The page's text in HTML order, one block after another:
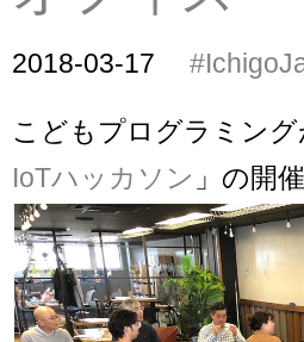
2018-03-17
こどもプログラミン
IoTハッカソン 」の開